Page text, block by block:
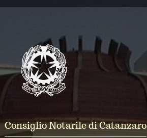
Consiglio Notarile di Catanzaro